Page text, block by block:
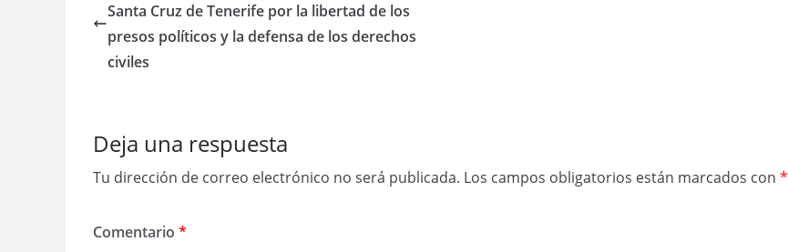
Santa Cruz de Tenerife por la libertad de los
presos políticos y la defensa de los derechos
civiles
Deja una respuesta
Tu dirección de correo electrónico no será publicada. Los campos obligatorios están marcados con *
Comentario *